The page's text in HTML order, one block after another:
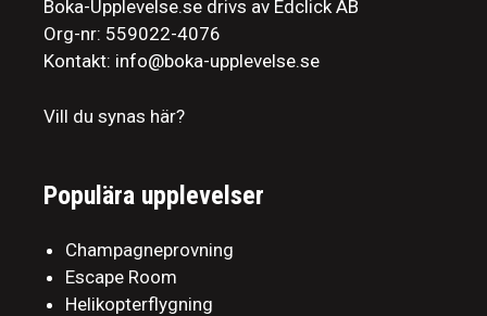
Boka-Upplevelse.se drivs av Edclick AB
Org-nr: 559022-4076
Kontakt: info@boka-upplevelse.se
Vill du synas här?
Populära upplevelser
Champagneprovning
Escape Room
Helikopterflygning